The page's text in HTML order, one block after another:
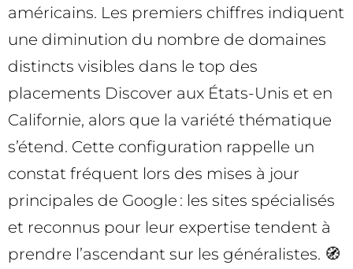
américains. Les premiers chiffres indiquent
une diminution du nombre de domaines
distincts visibles dans le top des
placements Discover aux États-Unis et en
Californie, alors que la variété thématique
s’étend. Cette configuration rappelle un
constat fréquent lors des mises à jour
principales de Google : les sites spécialisés
et reconnus pour leur expertise tendent à
prendre l’ascendant sur les généralistes. 🧭